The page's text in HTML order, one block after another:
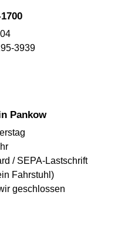
3939
Pankow
/ SEPA-Lastschrift
Fahrstuhl)
geschlossen